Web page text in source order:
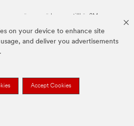
on your device to enhance site
and deliver you advertisements
Accept Cookies
ovan är varumärken som tillhör 3M.